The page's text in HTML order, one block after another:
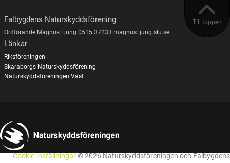
Till toppen
Falbygdens Naturskyddsförening
Ordförande Magnus Ljung 0515 37233 magnus.ljung.slu.se
Länkar
Riksföreningen
Skaraborgs Naturskyddsförening
Naturskyddsföreningen Väst
Cookie-inställningar© 2026 Naturskyddsföreningen och Falbygdens